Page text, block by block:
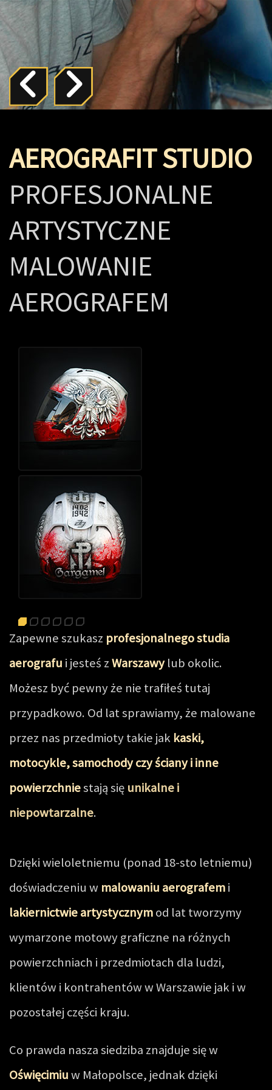
AEROGRAFIT STUDIO
PROFESJONALNE
ARTYSTYCZNE
MALOWANIE
AEROGRAFEM
Zapewne szukasz profesjonalnego studia
aerografu i jesteś zWarszawylub okolic.
Możesz być pewny że nie trafiłeś tutaj
przypadkowo. Od lat sprawiamy, że malowane
przez nas przedmioty takie jak kaski,
motocykle, samochody czy ściany i inne
powierzchniestają się unikalne i
niepowtarzalne.
Dzięki wieloletniemu (ponad 18-sto letniemu)
doświadczeniu w malowaniu aerografemi
lakiernictwie artystycznymod lat tworzymy
wymarzone motowy graficzne na różnych
powierzchniach i przedmiotach dla ludzi,
klientów i kontrahentów w Warszawie jak i w
pozostałej części kraju.
Co prawda nasza siedziba znajduje się w
Oświęcimiuw Małopolsce, jednak dzięki